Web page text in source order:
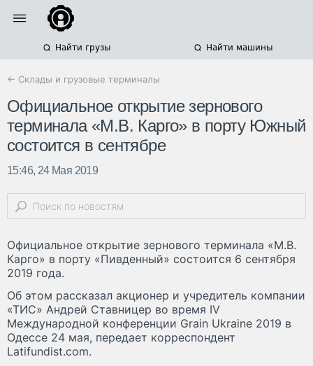
Найти грузы Найти машины
← Склады и грузовые терминалы
Официальное открытие зернового
терминала «М.В. Карго» в порту Южный
состоится в сентябре
15:46, 24 Мая 2019
Официальное открытие зернового терминала «М.В.
Карго» в порту «Пивденный» состоится 6 сентября
2019 года.
Об этом рассказал акционер и учредитель компании
«ТИС» Андрей Ставницер во время IV
Международной конференции Grain Ukraine 2019 в
Одессе 24 мая, передает корреспондент
Latifundist.com.